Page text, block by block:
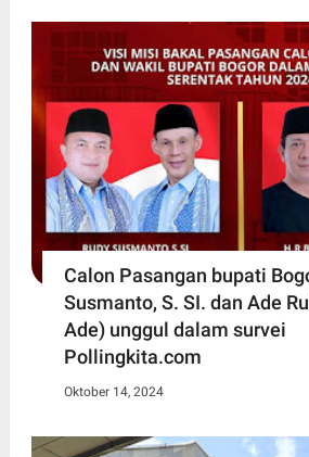
Calon Pasangan bupati
Susmanto, S. SI. dan Ade
Ade) unggul dalam survei
Pollingkita.com
Oktober 14, 2024